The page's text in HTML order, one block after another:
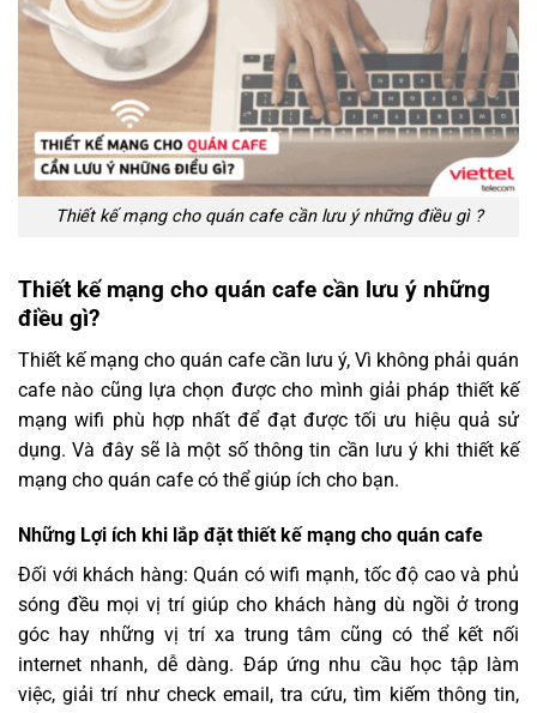
Thiết kế mạng cho quán cafe cần lưu ý những điều gì ?
Thiết kế mạng cho quán cafe cần lưu ý những
điều gì?
Thiết kế mạng cho quán cafe cần lưu ý, Vì không phải quán
cafe nào cũng lựa chọn được cho mình giải pháp thiết kế
mạng wifi phù hợp nhất để đạt được tối ưu hiệu quả sử
dụng. Và đây sẽ là một số thông tin cần lưu ý khi thiết kế
mạng cho quán cafe có thể giúp ích cho bạn.
Những Lợi ích khi lắp đặt thiết kế mạng cho quán cafe
Đối với khách hàng: Quán có wifi mạnh, tốc độ cao và phủ
sóng đều mọi vị trí giúp cho khách hàng dù ngồi ở trong
góc hay những vị trí xa trung tâm cũng có thể kết nối
internet nhanh, dễ dàng. Đáp ứng nhu cầu học tập làm
việc, giải trí như check email, tra cứu, tìm kiếm thông tin,